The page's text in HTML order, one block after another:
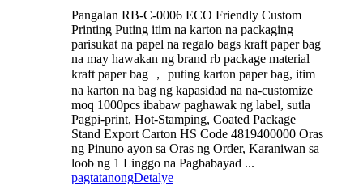
Pangalan RB-C-0006 ECO Friendly Custom
Printing Puting itim na karton na packaging
parisukat na papel na regalo bags kraft paper bag
na may hawakan ng brand rb package material
kraft paper bag ， puting karton paper bag, itim
na karton na bag ng kapasidad na na-customize
moq 1000pcs ibabaw paghawak ng label, sutla
Pagpi-print, Hot-Stamping, Coated Package
Stand Export Carton HS Code 4819400000 Oras
ng Pinuno ayon sa Oras ng Order, Karaniwan sa
loob ng 1 Linggo na Pagbabayad ...
pagtatanongDetalye